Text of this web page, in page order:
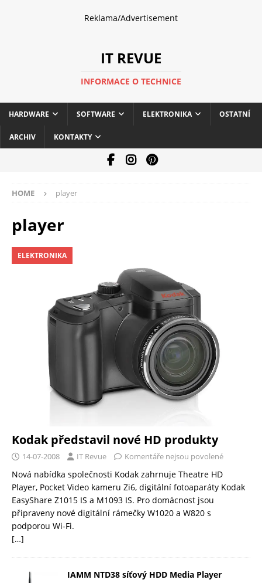
Reklama/Advertisement
IT REVUE
INFORMACE O TECHNICE
HARDWARE SOFTWARE ELEKTRONIKA OSTATNÍ
ARCHIV KONTAKTY
HOME player
player
ELEKTRONIKA
Kodak představil nové HD produkty
14-07-2008 IT Revue Komentáře nejsou povolené
Nová nabídka společnosti Kodak zahrnuje Theatre HD
Player, Pocket Video kameru Zi6, digitální fotoaparáty Kodak
EasyShare Z1015 IS a M1093 IS. Pro domácnost jsou
připraveny nové digitální rámečky W1020 a W820 s
podporou Wi-Fi.
[…]
IAMM NTD38 síťový HDD Media Player